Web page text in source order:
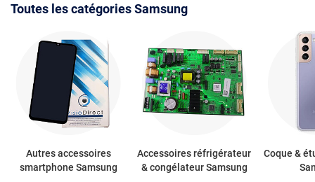
Toutes les catégories Samsung
Autres accessoires
smartphone Samsung
Accessoires réfrigérateur
& congélateur Samsung
Coque &